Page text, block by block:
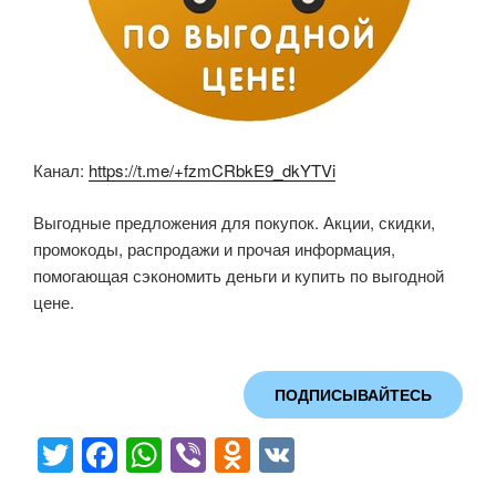
Канал: https://t.me/+fzmCRbkE9_dkYTVi
Выгодные предложения для покупок. Акции, скидки,
промокоды, распродажи и прочая информация,
помогающая сэкономить деньги и купить по выгодной
цене.
ПОДПИСЫВАЙТЕСЬ
T F W Vi O